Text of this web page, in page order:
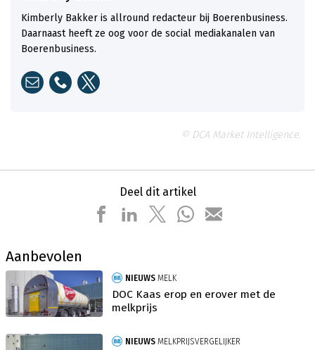
Kimberly Bakker is allround redacteur bij Boerenbusiness.
Daarnaast heeft ze oog voor de social mediakanalen van
Boerenbusiness.
© DCA Market Intelligence.
Deel dit artikel
Aanbevolen
NIEUWS MELK
DOC Kaas erop en erover met de
melkprijs
NIEUWS MELKPRIJSVERGELIJKER